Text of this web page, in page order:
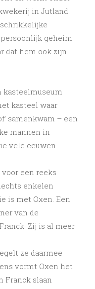
in Jutland.
geheim
dat hem ook zijn
kasteelmuseum
kasteel waar
samenkwam – een
mannen in
vele eeuwen
een reeks
enkelen
is met Oxen. Een
van de
Zij is al meer
ze daarmee
vormt Oxen het
Franck slaan